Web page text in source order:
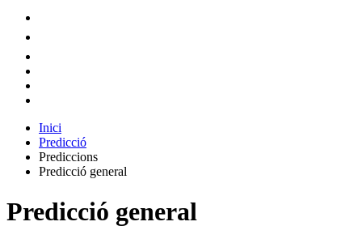
Inici
Predicció
Prediccions
Predicció general
Predicció general